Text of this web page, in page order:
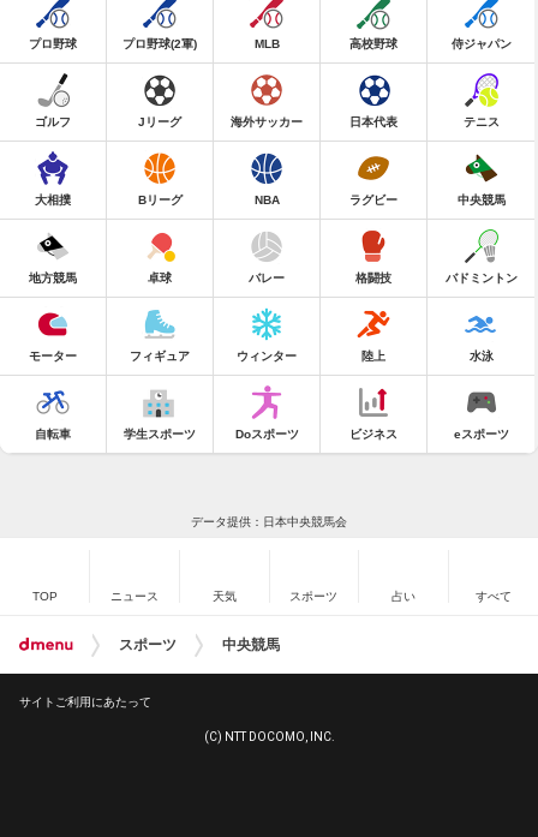
プロ野球 プロ野球(2軍) MLB 高校野球 侍ジャパン
ゴルフ Jリーグ 海外サッカー 日本代表 テニス
大相撲 Bリーグ NBA ラグビー 中央競馬
地方競馬 卓球 バレー 格闘技 バドミントン
モーター フィギュア ウィンター 陸上 水泳
自転車 学生スポーツ Doスポーツ ビジネス eスポーツ
データ提供：日本中央競馬会
TOP ニュース 天気 スポーツ 占い すべて
スポーツ 中央競馬
サイトご利用にあたって
(C) NTT DOCOMO, INC.